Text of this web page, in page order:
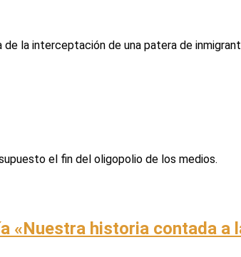
la interceptación de una patera de
el fin del oligopolio de los medios.
«Nuestra historia contada a